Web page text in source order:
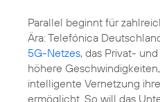
Parallel beginnt für
Ära: Telefónica
5G-Netzes, das Privat-
höhere
intelligente Vernetzung
ermöglicht. So will das